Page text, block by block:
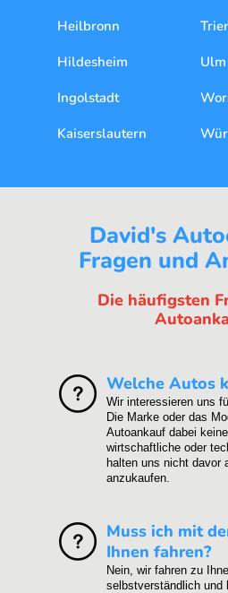
Heilbronn
Hildesheim
Ingolstadt
Kaiserslautern
Trier
Ulm
David's
Fragen und
Die häufigsten
Welche Autos
Wir interessieren uns
Die Marke oder das
Autoankauf dabei
wirtschaftliche oder
halten uns nicht davor
anzukaufen.
Muss ich mit
Ihnen fahren?
Nein, wir fahren zu
selbstverständlich und